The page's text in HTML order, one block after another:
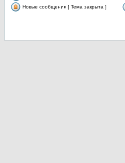
Новые сообщения [ Тема закрыта ]